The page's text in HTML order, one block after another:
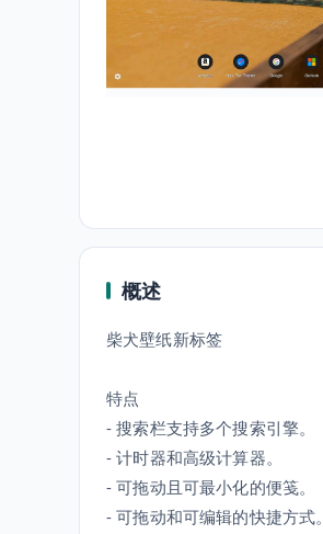
概述
柴犬壁纸新标签
特点
- 搜索栏支持多个搜索引擎。
- 计时器和高级计算器。
- 可拖动且可最小化的便笺。
- 可拖动和可编辑的快捷方式。